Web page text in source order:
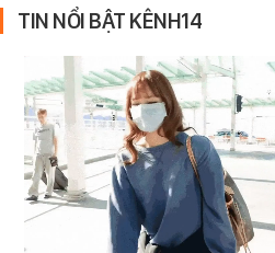
TIN NỔI BẬT KÊNH14